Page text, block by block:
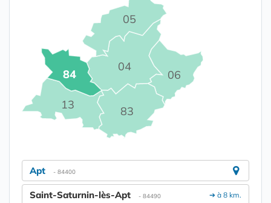
04
05
06
13 83
84
Apt - 84400
➔ à 8 km.
Saint-Saturnin-lès-Apt - 84490